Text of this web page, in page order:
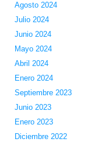
Agosto 2024
Julio 2024
Junio 2024
Mayo 2024
Abril 2024
Enero 2024
Septiembre 2023
Junio 2023
Enero 2023
Diciembre 2022